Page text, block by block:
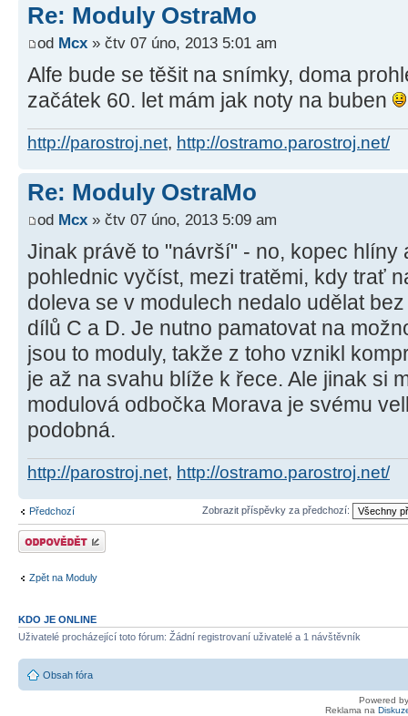
Re: Moduly OstraMo
od Mcx » čtv 07 úno, 2013 5:01 am
Alfe bude se těšit na snímky, doma
začátek 60. let mám jak noty na buben
http://parostroj.net, http://ostramo.parostroj.net/
Re: Moduly OstraMo
od Mcx » čtv 07 úno, 2013 5:09 am
Jinak právě to "návrší" - no, kopec hlíny
pohlednic vyčíst, mezi tratěmi, kdy trať
doleva se v modulech nedalo udělat
dílů C a D. Je nutno pamatovat na
jsou to moduly, takže z toho vznikl
je až na svahu blíže k řece. Ale jinak si
modulová odbočka Morava je svému
podobná.
http://parostroj.net, http://ostramo.parostroj.net/
Předchozí Zobrazit příspěvky za předchozí:
Odeslat odpověď
Zpět na Moduly
KDO JE ONLINE
Uživatelé procházející toto fórum: Žádní registrovaní uživatelé a 1 návštěvník
Obsah fóra
Powered
Reklama na